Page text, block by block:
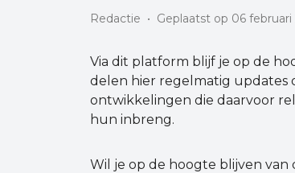
Redactie • Geplaatst op 06 februari
Via dit platform blijf je op de
delen hier regelmatig updates
ontwikkelingen die daarvoor
hun inbreng.
Wil je op de hoogte blijven van